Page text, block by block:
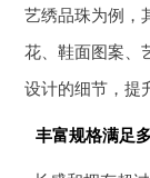
艺绣品珠为例，
花、鞋面图案、
设计的细节，提
丰富规格满足